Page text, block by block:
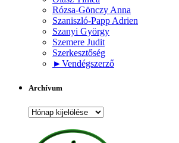
Rózsa-Gönczy Anna
Szaniszló-Papp Adrien
Szanyi György
Szemere Judit
Szerkesztőség
►Vendégszerző
Archívum
Archívum